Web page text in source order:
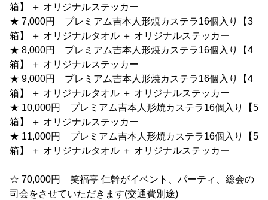
箱】 ＋ オリジナルステッカー
★ 7,000円 プレミアム吉本人形焼カステラ16個入り【3
箱】 ＋ オリジナルタオル ＋ オリジナルステッカー
★ 8,000円 プレミアム吉本人形焼カステラ16個入り【4
箱】 ＋ オリジナルステッカー
★ 9,000円 プレミアム吉本人形焼カステラ16個入り【4
箱】 ＋ オリジナルタオル ＋ オリジナルステッカー
★ 10,000円 プレミアム吉本人形焼カステラ16個入り【5
箱】 ＋ オリジナルステッカー
★ 11,000円 プレミアム吉本人形焼カステラ16個入り【5
箱】 ＋ オリジナルタオル ＋ オリジナルステッカー
☆ 70,000円 笑福亭 仁幹がイベント、パーティ、総会の
司会をさせていただきます(交通費別途)